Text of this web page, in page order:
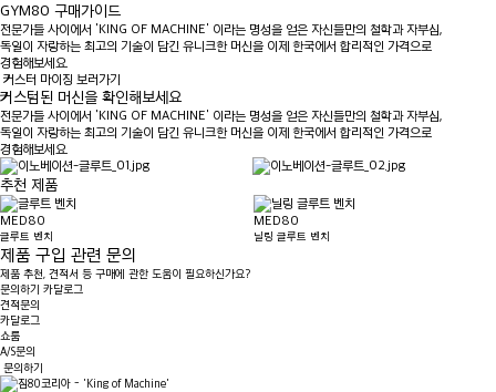
GYM80 구매가이드
전문가들 사이에서 'KING OF MACHINE' 이라는 명성을 얻은 자신들만의 철학과 자부심,
독일이 자랑하는 최고의 기술이 담긴 유니크한 머신을 이제 한국에서 합리적인 가격으로
경험해보세요.
커스터 마이징 보러가기
커스텀된 머신을 확인해보세요
전문가들 사이에서 'KING OF MACHINE' 이라는 명성을 얻은 자신들만의 철학과 자부심,
독일이 자랑하는 최고의 기술이 담긴 유니크한 머신을 이제 한국에서 합리적인 가격으로
경험해보세요.
추천 제품
MED80
글루트 벤치
MED80
닐링 글루트 벤치
제품 구입 관련 문의
제품 추천, 견적서 등 구매에 관한 도움이 필요하신가요?
문의하기 카달로그
견적문의
카달로그
쇼룸
A/S문의
문의하기